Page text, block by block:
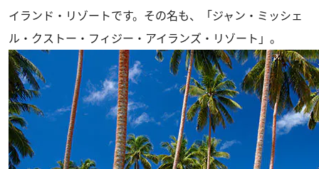
イランド・リゾートです。その名も、「ジャン・ミッシェ
ル・クストー・フィジー・アイランズ・リゾート」。